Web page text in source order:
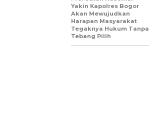
Yakin Kapolres Bogor
Akan Mewujudkan
Harapan Masyarakat
Tegaknya Hukum Tanpa
Tebang Pilih